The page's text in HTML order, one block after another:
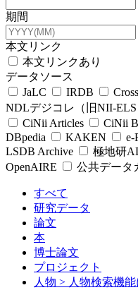
期間
本文リンク
本文リンクあり
データソース
JaLC
IRDB
NDLデジコレ（旧NII-ELS
CiNii Articles
CiNii
DBpedia
KAKEN e-
LSDB Archive
極地研
OpenAIRE
公共データ
すべて
研究データ
論文
本
博士論文
プロジェクト
人物 > 人物検索機